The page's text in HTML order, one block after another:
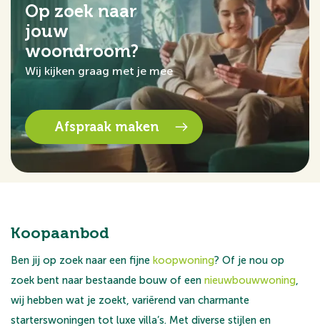
Op zoek naar
jouw
woondroom?
Wij kijken graag met je mee
Afspraak maken
Koopaanbod
Ben jij op zoek naar een fijne koopwoning? Of je nou op
zoek bent naar bestaande bouw of een nieuwbouwwoning,
wij hebben wat je zoekt, variërend van charmante
starterswoningen tot luxe villa’s. Met diverse stijlen en